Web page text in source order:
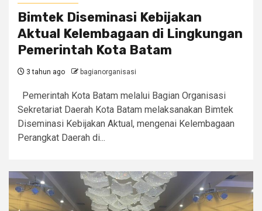
Bimtek Diseminasi Kebijakan
Aktual Kelembagaan di Lingkungan
Pemerintah Kota Batam
3 tahun ago bagianorganisasi
Pemerintah Kota Batam melalui Bagian Organisasi
Sekretariat Daerah Kota Batam melaksanakan Bimtek
Diseminasi Kebijakan Aktual, mengenai Kelembagaan
Perangkat Daerah di...